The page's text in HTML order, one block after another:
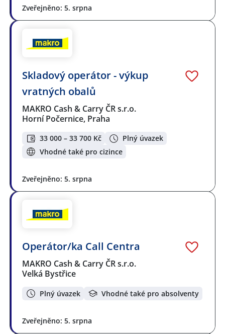
Zveřejněno: 5. srpna
Skladový operátor - výkup
vratných obalů
MAKRO Cash & Carry ČR s.r.o.
Horní Počernice, Praha
33 000 – 33 700 Kč
Plný úvazek
Vhodné také pro cizince
Zveřejněno: 5. srpna
Operátor/ka Call Centra
MAKRO Cash & Carry ČR s.r.o.
Velká Bystřice
Plný úvazek Vhodné také pro absolventy
Zveřejněno: 5. srpna